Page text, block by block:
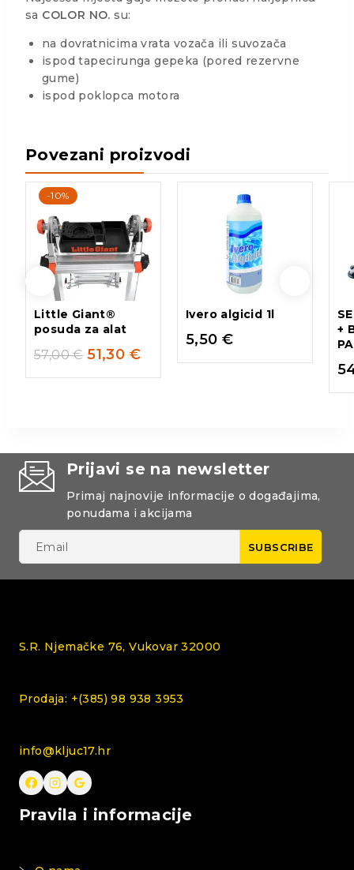
sa COLOR NO. su:
na dovratnicima vrata vozača ili suvozača
ispod tapecirunga gepeka (pored rezervne
gume)
ispod poklopca motora
Povezani proizvodi
-10%
Little Giant®
posuda za alat
57,00€ 51,30 €
Ivero algicid 1l
5,50 €
+
Prijavi se na newsletter
Primaj najnovije informacije o događajima,
ponudama i akcijama
S.R. Njemačke 76, Vukovar 32000
Prodaja: +(385) 98 938 3953
info@kljuc17.hr
Pravila i informacije